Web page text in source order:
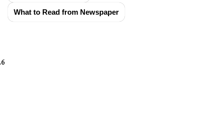
What to Read from Newspaper